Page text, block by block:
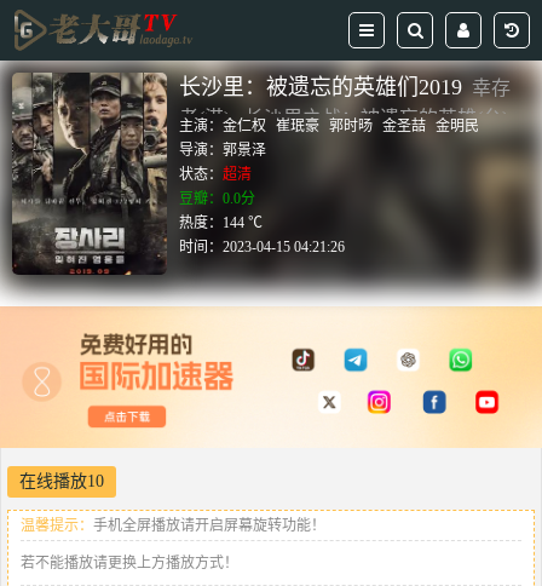
长沙里：被遗忘的英雄们2019 幸存
者(港) , 长沙里之战：被遗忘的英雄(台)
主演：金仁权 崔珉豪 郭时旸 金圣喆 金明民
导演：郭景泽
状态：超清
豆瓣：0.0分
热度：144 ℃
时间：2023-04-15 04:21:26
在线播放10
温馨提示： 手机全屏播放请开启屏幕旋转功能！
若不能播放请更换上方播放方式！